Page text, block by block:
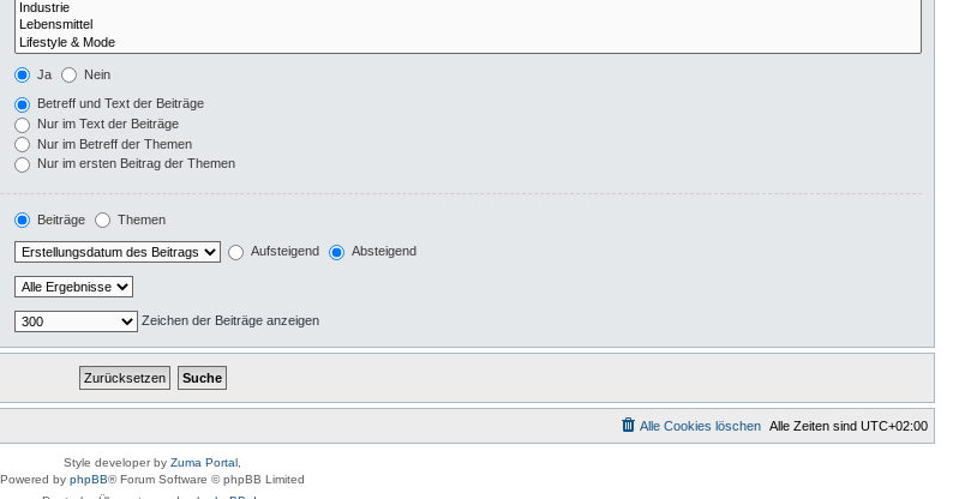
Ja Nein
Betreff und Text der Beiträge
Nur im Text der Beiträge
Nur im Betreff der Themen
Nur im ersten Beitrag der Themen
Beiträge Themen
Aufsteigend Absteigend
Zeichen der Beiträge anzeigen
Alle Zeiten sind UTC+02:00
Alle Cookies löschen
Style developer by Zuma Portal ,
Powered by phpBB® Forum Software © phpBB Limited